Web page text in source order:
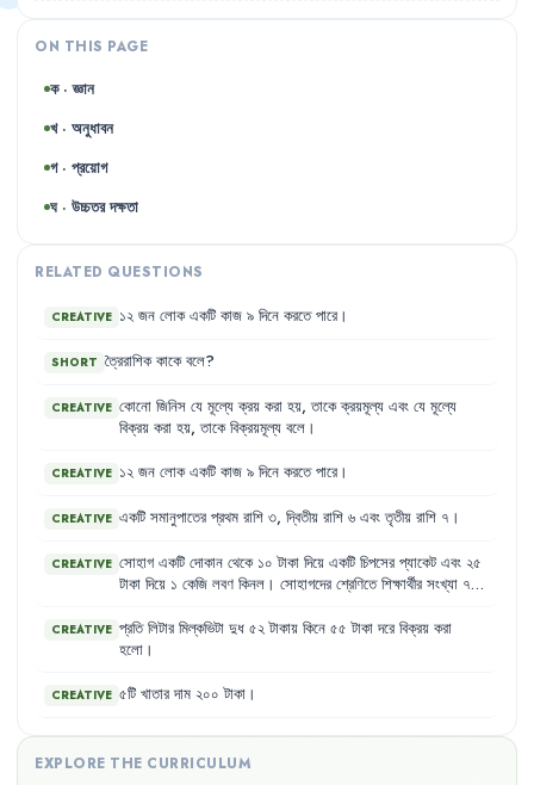
ON THIS PAGE
ক · জ্ঞান
খ · অনুধাবন
গ · প্রয়োগ
ঘ · উচ্চতর দক্ষতা
RELATED QUESTIONS
CREATIVE ১২ জন লোক একটি কাজ ৯ দিনে করতে পারে ।
SHORT ত্রৈরাশিক কাকে বলে?
CREATIVE কোনো জিনিস যে মূল্যে ক্রয় করা হয়, তাকে ক্রয়মূল্য এবং যে মূল্যে
বিক্রয় করা হয়, তাকে বিক্রয়মূল্য বলে ।
CREATIVE ১২ জন লোক একটি কাজ ৯ দিনে করতে পারে ।
CREATIVE একটি সমানুপাতের প্রথম রাশি ৩, দ্বিতীয় রাশি ৬ এবং তৃতীয় রাশি ৭ ।
CREATIVE সোহাগ একটি দোকান থেকে ১০ টাকা দিয়ে একটি চিপসের প্যাকেট এবং ২৫
টাকা দিয়ে ১ কেজি লবণ কিনল । সোহাগদের শ্রেণিতে শিক্ষার্থীর সংখ্যা ৭০
CREATIVE প্রতি লিটার মিল্কভিটা দুধ ৫২ টাকায় কিনে ৫৫ টাকা দরে বিক্রয় করা
হলো ।
CREATIVE ৫টি খাতার দাম ২০০ টাকা ।
EXPLORE THE CURRICULUM